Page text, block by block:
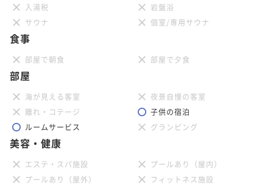
入湯税
岩盤浴
サウナ
個室/専用サウナ
食事
部屋で朝食 部屋で夕食
部屋
海が見える客室
夜景自慢の客室
離れ・コテージ
子供の宿泊
ルームサービス
グランピング
美容・健康
エステ・スパ施設
プールあり（屋内）
プールあり（屋外）
フィットネス施設